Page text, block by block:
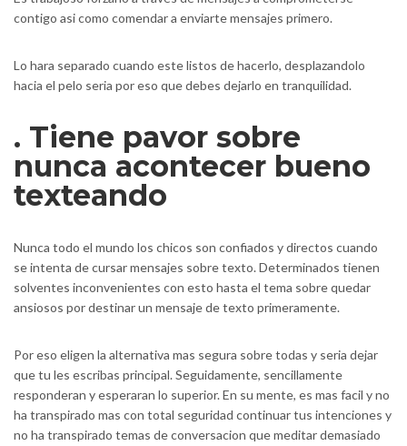
contigo asi­ como comendar a enviarte mensajes primero.
Lo hara separado cuando este listos de hacerlo, desplazandolo
hacia el pelo seri­a por eso que debes dejarlo en tranquilidad.
. Tiene pavor sobre
nunca acontecer bueno
texteando
Nunca todo el mundo los chicos son confiados y directos cuando
se intenta de cursar mensajes sobre texto. Determinados tienen
solventes inconvenientes con esto hasta el tema sobre quedar
ansiosos por destinar un mensaje de texto primeramente.
Por eso eligen la alternativa mas segura sobre todas y seri­a dejar
que tu les escribas principal. Seguidamente, sencillamente
responderan y esperaran lo superior. En su mente, es mas facil y no
ha transpirado mas con total seguridad continuar tus intenciones y
no ha transpirado temas de conversacion que meditar demasiado